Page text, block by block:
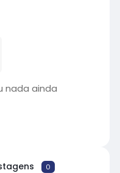
nada ainda
0